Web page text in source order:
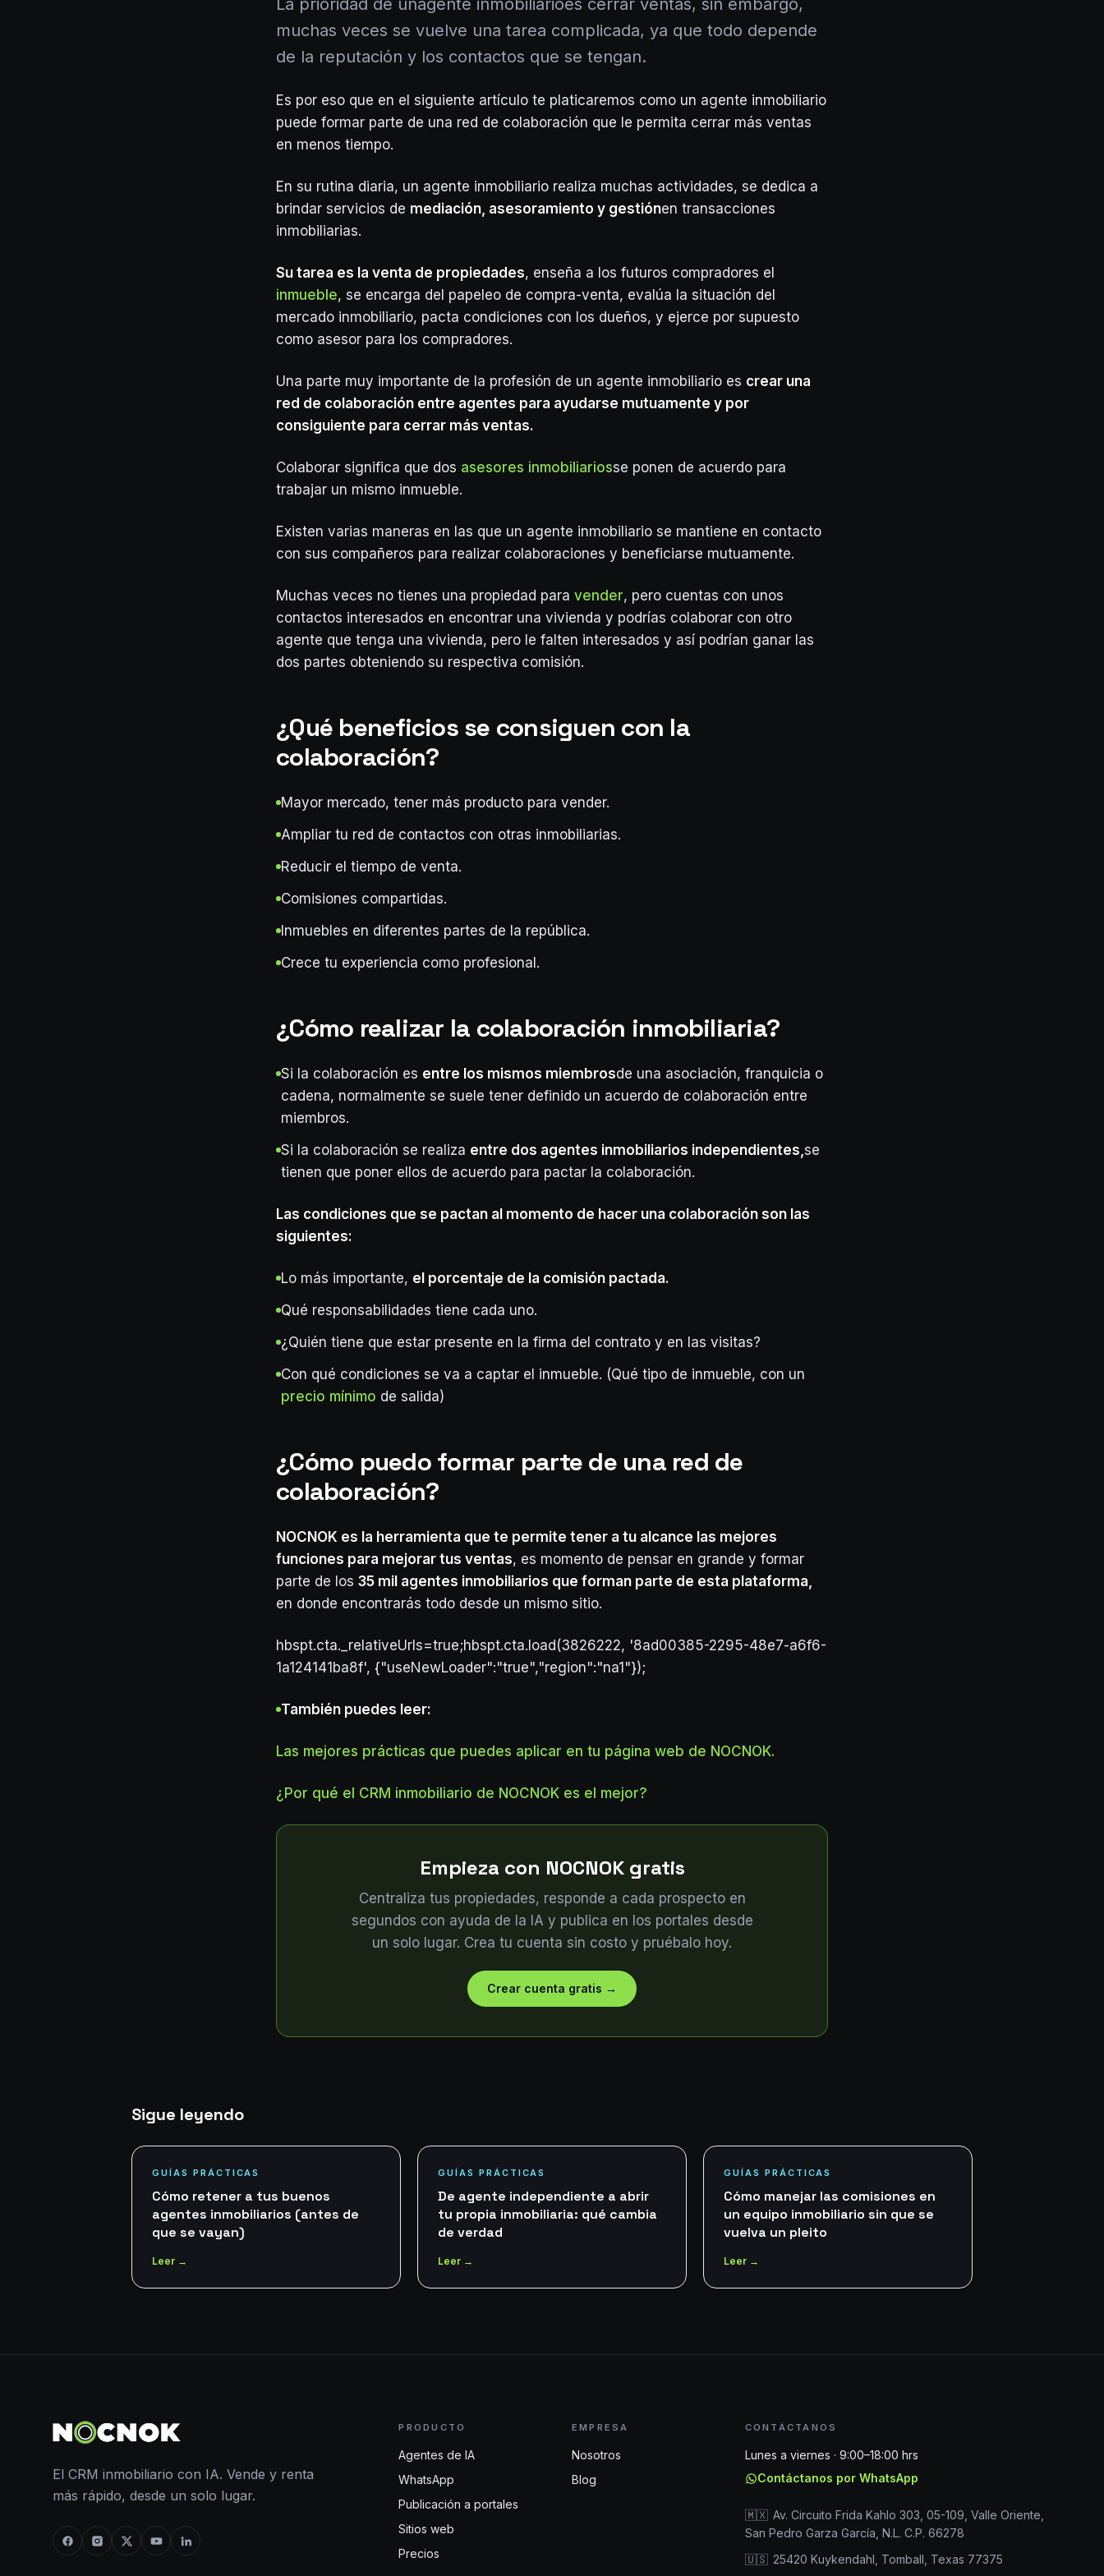
La prioridad de unagente inmobiliarioes cerrar ventas, sin embargo,
muchas veces se vuelve una tarea complicada, ya que todo depende
de la reputación y los contactos que se tengan.
Es por eso que en el siguiente artículo te platicaremos como un agente inmobiliario
puede formar parte de una red de colaboración que le permita cerrar más ventas
en menos tiempo.
En su rutina diaria, un agente inmobiliario realiza muchas actividades, se dedica a
brindar servicios de mediación, asesoramiento y gestiónen transacciones
inmobiliarias.
Su tarea es la venta de propiedades, enseña a los futuros compradores el
inmueble, se encarga del papeleo de compra-venta, evalúa la situación del
mercado inmobiliario, pacta condiciones con los dueños, y ejerce por supuesto
como asesor para los compradores.
Una parte muy importante de la profesión de un agente inmobiliario es crear una
red de colaboración entre agentes para ayudarse mutuamente y por
consiguiente para cerrar más ventas.
Colaborar significa que dos asesores inmobiliariosse ponen de acuerdo para
trabajar un mismo inmueble.
Existen varias maneras en las que un agente inmobiliario se mantiene en contacto
con sus compañeros para realizar colaboraciones y beneficiarse mutuamente.
Muchas veces no tienes una propiedad para vender, pero cuentas con unos
contactos interesados en encontrar una vivienda y podrías colaborar con otro
agente que tenga una vivienda, pero le falten interesados y así podrían ganar las
dos partes obteniendo su respectiva comisión.
¿Qué beneficios se consiguen con la
colaboración?
Mayor mercado, tener más producto para vender.
Ampliar tu red de contactos con otras inmobiliarias.
Reducir el tiempo de venta.
Comisiones compartidas.
Inmuebles en diferentes partes de la república.
Crece tu experiencia como profesional.
¿Cómo realizar la colaboración inmobiliaria?
Si la colaboración es entre los mismos miembrosde una asociación, franquicia o
cadena, normalmente se suele tener definido un acuerdo de colaboración entre
miembros.
Si la colaboración se realiza entre dos agentes inmobiliarios independientes,se
tienen que poner ellos de acuerdo para pactar la colaboración.
Las condiciones que se pactan al momento de hacer una colaboración son las
siguientes:
Lo más importante, el porcentaje de la comisión pactada.
Qué responsabilidades tiene cada uno.
¿Quién tiene que estar presente en la firma del contrato y en las visitas?
Con qué condiciones se va a captar el inmueble. (Qué tipo de inmueble, con un
precio mínimo de salida)
¿Cómo puedo formar parte de una red de
colaboración?
NOCNOK es la herramienta que te permite tener a tu alcance las mejores
funciones para mejorar tus ventas, es momento de pensar en grande y formar
parte de los 35 mil agentes inmobiliarios que forman parte de esta plataforma,
en donde encontrarás todo desde un mismo sitio.
hbspt.cta._relativeUrls=true;hbspt.cta.load(3826222, '8ad00385-2295-48e7-a6f6-
1a124141ba8f', {"useNewLoader":"true","region":"na1"});
También puedes leer:
Las mejores prácticas que puedes aplicar en tu página web de NOCNOK.
¿Por qué el CRM inmobiliario de NOCNOK es el mejor?
Empieza con NOCNOK gratis
Centraliza tus propiedades, responde a cada prospecto en
segundos con ayuda de la IA y publica en los portales desde
un solo lugar. Crea tu cuenta sin costo y pruébalo hoy.
Crear cuenta gratis →
Sigue leyendo
GUÍAS PRÁCTICAS
Cómo retener a tus buenos
agentes inmobiliarios (antes de
que se vayan)
Leer →
GUÍAS PRÁCTICAS
De agente independiente a abrir
tu propia inmobiliaria: qué cambia
de verdad
Leer →
GUÍAS PRÁCTICAS
Cómo manejar las comisiones en
un equipo inmobiliario sin que se
vuelva un pleito
Leer →
El CRM inmobiliario con IA. Vende y renta
más rápido, desde un solo lugar.
PRODUCTO
Agentes de IA
WhatsApp
Publicación a portales
Sitios web
Precios
EMPRESA
Nosotros
Blog
CONTÁCTANOS
Lunes a viernes · 9:00–18:00 hrs
Contáctanos por WhatsApp
🇲🇽 Av. Circuito Frida Kahlo 303, 05-109, Valle Oriente,
San Pedro Garza García, N.L. C.P. 66278
🇺🇸 25420 Kuykendahl, Tomball, Texas 77375